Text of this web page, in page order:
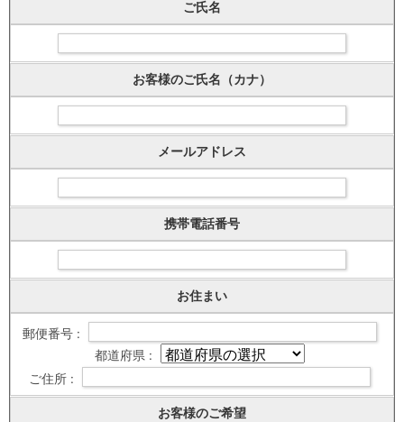
ご氏名
お客様のご氏名（カナ）
メールアドレス
携帯電話番号
お住まい
郵便番号 :
都道府県 :
ご住所 :
お客様のご希望